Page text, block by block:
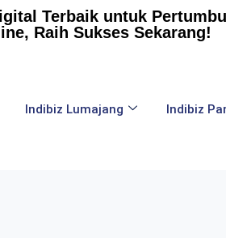
Terbaik untuk
Raih Sukses Sekarang!
Indibiz Lumajang Indibiz